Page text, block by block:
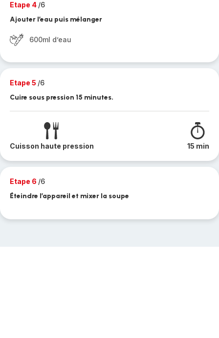
Etape 4 /6
Ajouter l’eau puis mélanger
600ml d’eau
Etape 5 /6
Cuire sous pression 15 minutes.
Cuisson haute pression 15 min
Etape 6 /6
Éteindre l’appareil et mixer la soupe